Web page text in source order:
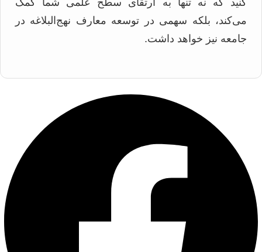
می‌کند، بلکه سهمی در توسعه معارف نهج‌البلاغه در
جامعه نیز خواهد داشت.